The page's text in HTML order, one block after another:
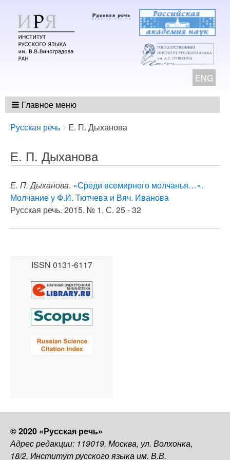
ENG
Главное меню
Breadcrumbs
You
here:
Русская речь Е. П. Дыханова
Е. П. Дыханова
Е. П. Дыханова. «Среди всемирного молчанья…».
Молчание у Ф.И. Тютчева и Вяч. Иванова
Русская речь. 2015. № 1, С. 25 - 32
ISSN 0131-6117
© 2020 «Русская речь»
Адрес редакции: 119019, Москва, ул. Волхонка,
18/2, Институт русского языка им. В.В.